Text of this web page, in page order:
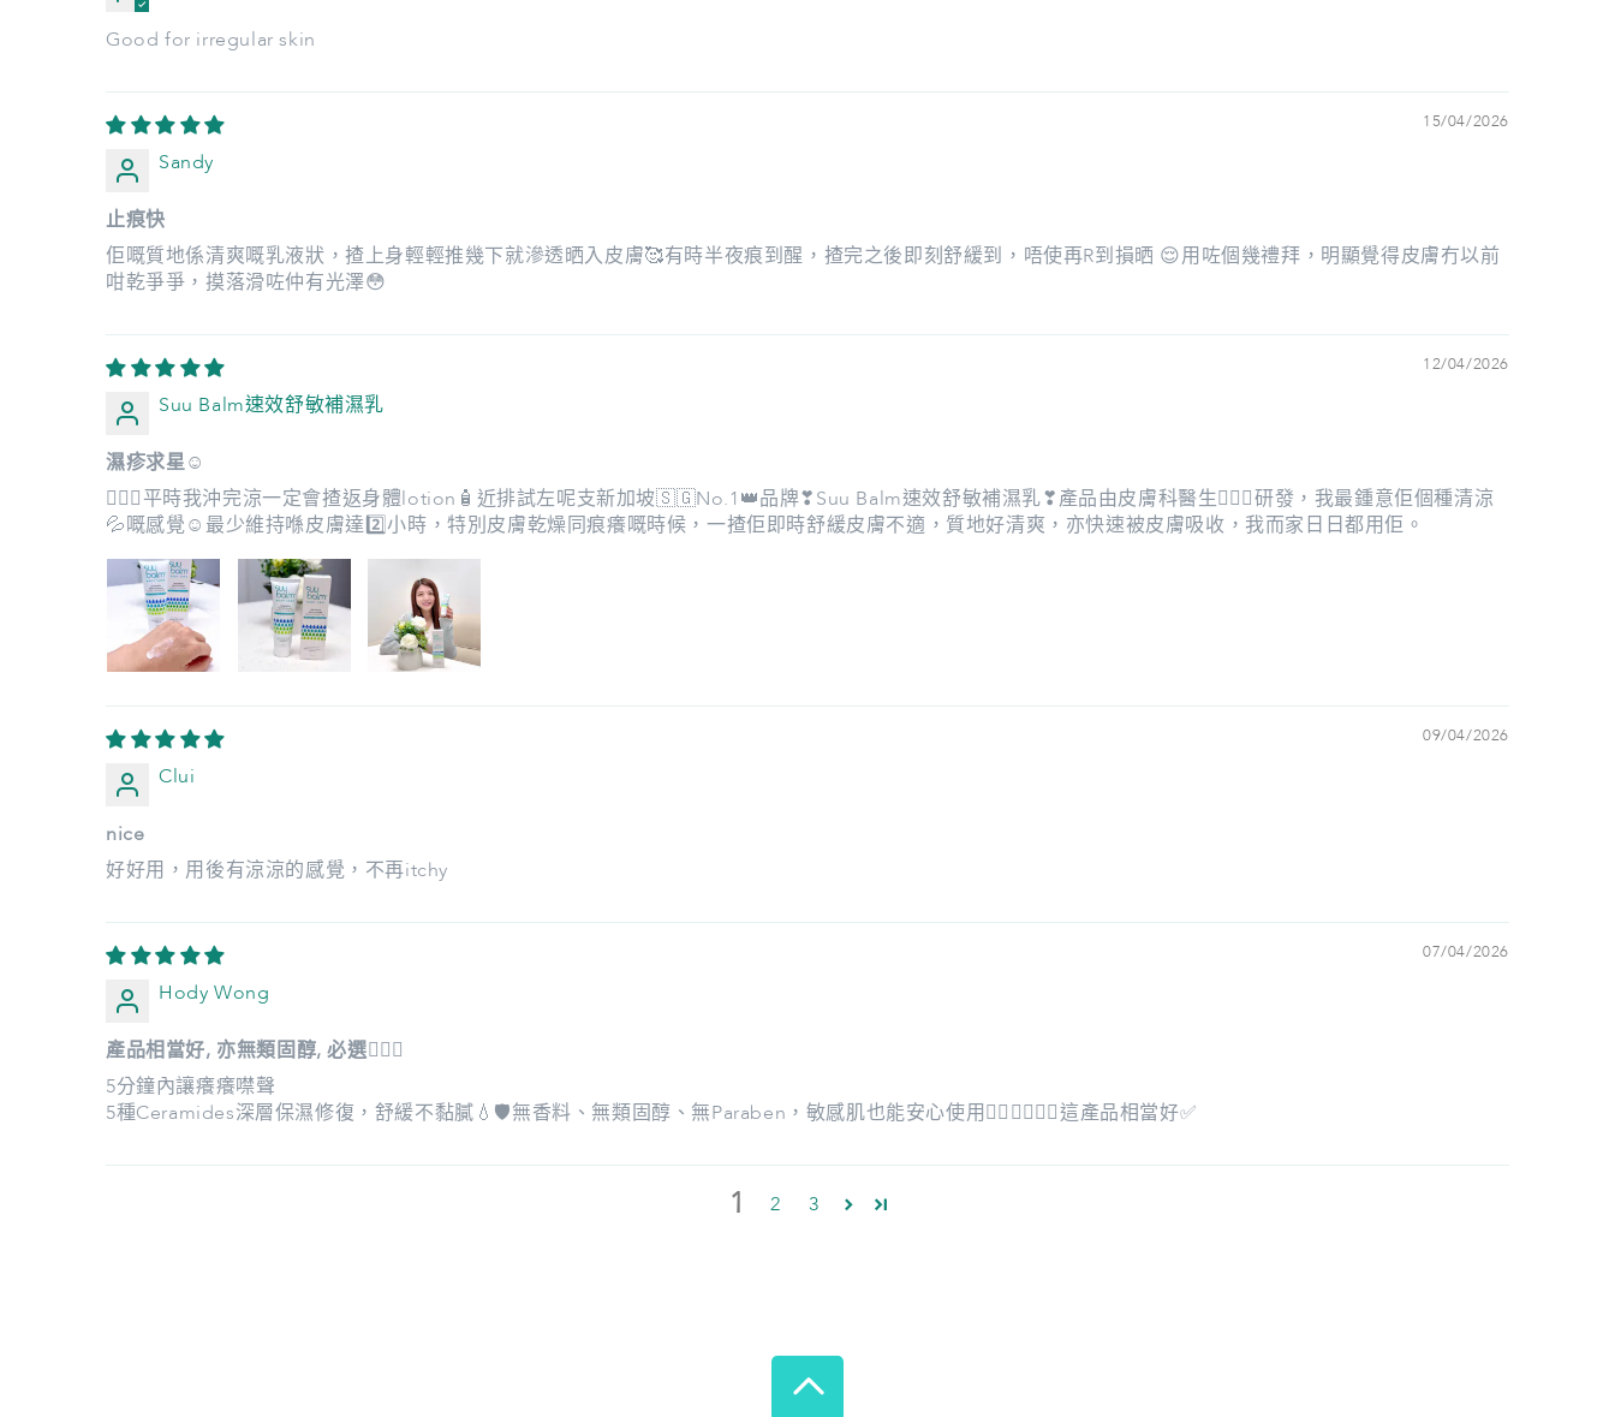
Good for irregular skin
15/04/2026
Sandy
止痕快
佢嘅質地係清爽嘅乳液狀，揸上身輕輕推幾下就滲透晒入皮膚🥰有時半夜痕到醒，揸完之後即刻舒緩到，唔使再R到損晒 😌用咗個幾禮拜，明顯覺得皮膚冇以前
咁乾爭爭，摸落滑咗仲有光澤😳
12/04/2026
Suu Balm速效舒敏補濕乳
濕疹求星☺️
💁🏻‍♀️平時我沖完涼一定會揸返身體lotion🧴近排試左呢支新加坡🇸🇬No.1👑品牌❣︎Suu Balm速效舒敏補濕乳❣︎產品由皮膚科醫生👩🏻‍⚕️研發，我最鍾意佢個種清涼
💦嘅感覺☺️最少維持喺皮膚達2️⃣小時，特別皮膚乾燥同痕癢嘅時候，一揸佢即時舒緩皮膚不適，質地好清爽，亦快速被皮膚吸收，我而家日日都用佢。
09/04/2026
Clui
nice
好好用，用後有涼涼的感覺，不再itchy
07/04/2026
Hody Wong
產品相當好, 亦無類固醇, 必選🤸🏻‍♀️
5分鐘內讓癢癢噤聲
5種Ceramides深層保濕修復，舒緩不黏膩💧🛡️無香料、無類固醇、無Paraben，敏感肌也能安心使用👍🏻👍🏻👍🏻這產品相當好✅
1 2 3